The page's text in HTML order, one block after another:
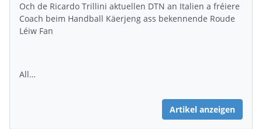
Och de Ricardo Trillini aktuellen DTN an Italien a fréiere
Coach beim Handball Käerjeng ass bekennende Roude
Léiw Fan
All…
Artikel anzeigen